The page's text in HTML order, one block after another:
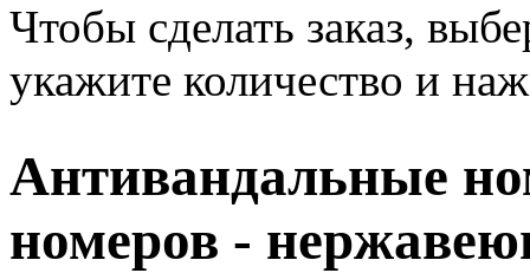
Чтобы сделать заказ,
укажите количество и
Антивандальные
номеров -